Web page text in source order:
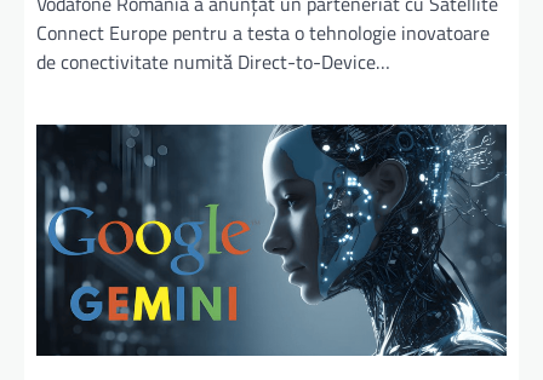
Connect Europe pentru a testa o tehnologie inovatoare
de conectivitate numită Direct-to-Device…